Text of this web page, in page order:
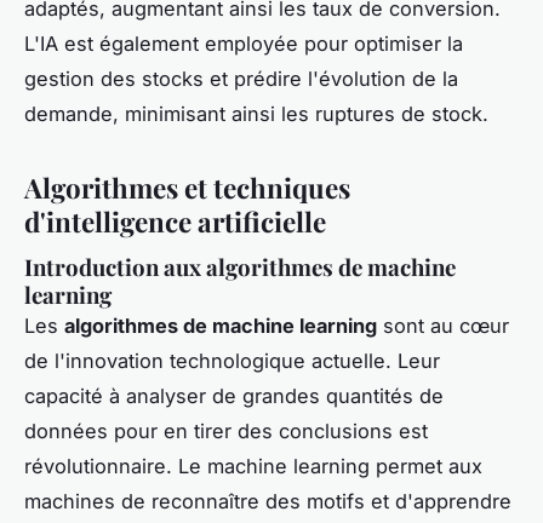
adaptés, augmentant ainsi les taux de conversion.
L'IA est également employée pour optimiser la
gestion des stocks et prédire l'évolution de la
demande, minimisant ainsi les ruptures de stock.
Algorithmes et techniques
d'intelligence artificielle
Introduction aux algorithmes de machine
learning
Les algorithmes de machine learning sont au cœur
de l'innovation technologique actuelle. Leur
capacité à analyser de grandes quantités de
données pour en tirer des conclusions est
révolutionnaire. Le machine learning permet aux
machines de reconnaître des motifs et d'apprendre